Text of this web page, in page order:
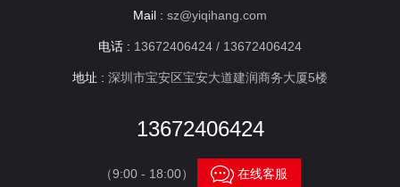
Mail : sz@yiqihang.com
电话 : 13672406424 / 13672406424
地址 : 深圳市宝安区宝安大道建润商务大厦5楼
13672406424
（9:00 - 18:00） 在线客服